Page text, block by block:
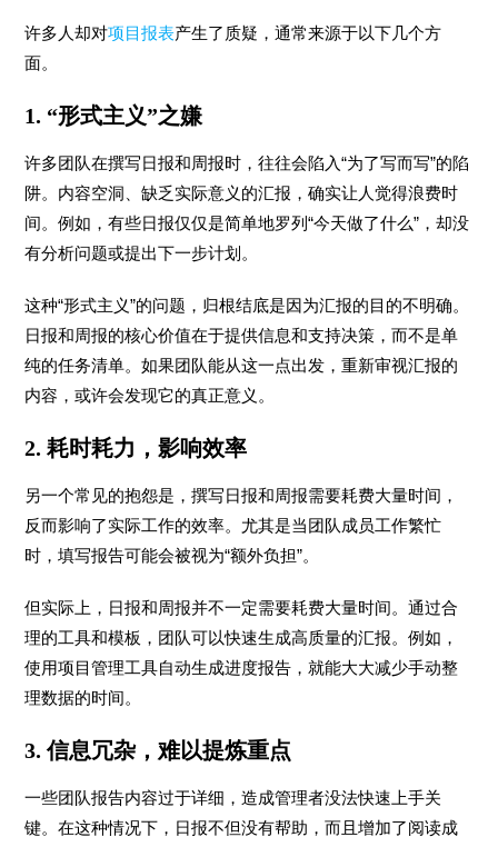
许多人却对项目报表产生了质疑，通常来源于以下几个方
面。
1. “形式主义”之嫌
许多团队在撰写日报和周报时，往往会陷入“为了写而写”的陷
阱。内容空洞、缺乏实际意义的汇报，确实让人觉得浪费时
间。例如，有些日报仅仅是简单地罗列“今天做了什么”，却没
有分析问题或提出下一步计划。
这种“形式主义”的问题，归根结底是因为汇报的目的不明确。
日报和周报的核心价值在于提供信息和支持决策，而不是单
纯的任务清单。如果团队能从这一点出发，重新审视汇报的
内容，或许会发现它的真正意义。
2. 耗时耗力，影响效率
另一个常见的抱怨是，撰写日报和周报需要耗费大量时间，
反而影响了实际工作的效率。尤其是当团队成员工作繁忙
时，填写报告可能会被视为“额外负担”。
但实际上，日报和周报并不一定需要耗费大量时间。通过合
理的工具和模板，团队可以快速生成高质量的汇报。例如，
使用项目管理工具自动生成进度报告，就能大大减少手动整
理数据的时间。
3. 信息冗杂，难以提炼重点
一些团队报告内容过于详细，造成管理者没法快速上手关
键。在这种情况下，日报不但没有帮助，而且增加了阅读成